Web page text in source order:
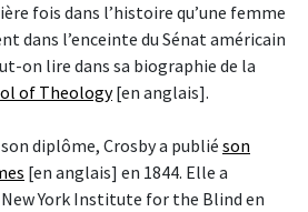
fois dans l’histoire qu’une femme
dans l’enceinte du Sénat américain
on lire dans sa biographie de la
of Theology[en anglais].
diplôme, Crosby a publié son
[en anglais] en 1844. Elle a
York Institute for the Blind en